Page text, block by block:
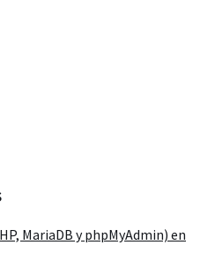
MariaDB y phpMyAdmin) en